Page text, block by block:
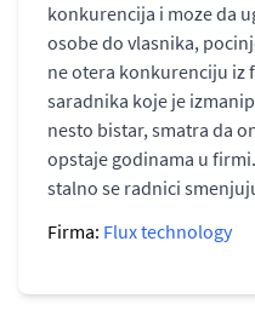
konkurencija i moze da
osobe do vlasnika,
ne otera konkurenciju iz
saradnika koje je
nesto bistar, smatra da
opstaje godinama u
stalno se radnici
Firma: Flux technology